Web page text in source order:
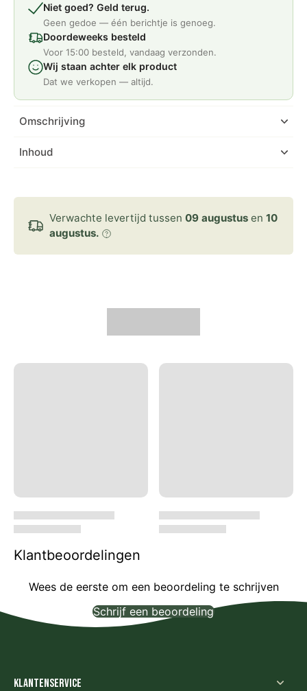
Niet goed? Geld terug.
Geen gedoe — één berichtje is genoeg.
Doordeweeks besteld
Voor 15:00 besteld, vandaag verzonden.
Wij staan achter elk product
Dat we verkopen — altijd.
Omschrijving
Inhoud
Verwachte levertijd tussen 09 augustus en 10
augustus.
Klantbeoordelingen
Wees de eerste om een beoordeling te schrijven
Schrijf een beoordeling
Klantenservice